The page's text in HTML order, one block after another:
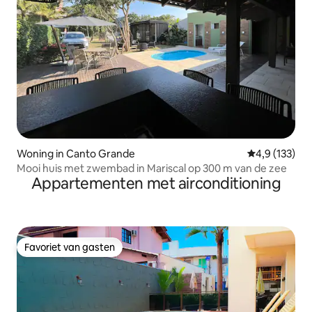
Woning in Canto Grande Gemiddelde
4,9 (133)
Mooi huis met zwembad in Mariscal op 300 m van de zee
Appartementen met airconditioning
Favoriet van gasten
Favoriet van gasten